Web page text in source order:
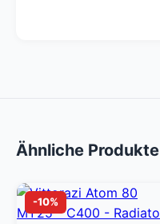
Ähnliche Produkte
-10%